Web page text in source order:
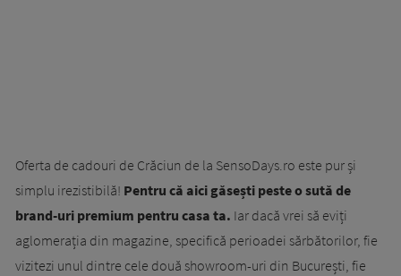
Oferta de cadouri de Crăciun de la SensoDays.ro este pur și
simplu irezistibilă! Pentru că aici găsești peste o sută de
brand-uri premium pentru casa ta. Iar dacă vrei să eviți
aglomerația din magazine, specifică perioadei sărbătorilor, fie
vizitezi unul dintre cele două showroom-uri din București, fie